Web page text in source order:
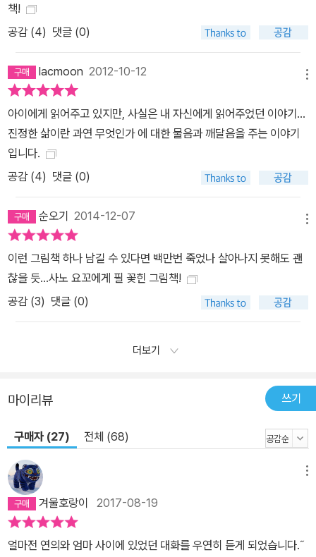
책!
공감 (4) 댓글 (0)
lacmoon 2012-10-12
아이에게 읽어주고 있지만, 사실은 내 자신에게 읽어주었던 이야기...
진정한 삶이란 과연 무엇인가 에 대한 물음과 깨달음을 주는 이야기
입니다.
공감 (4) 댓글 (0)
순오기 2014-12-07
이런 그림책 하나 남길 수 있다면 백만번 죽었나 살아나지 못해도 괜
찮을 듯...사노 요꼬에게 필 꽃힌 그림책!
공감 (3) 댓글 (0)
더보기
마이리뷰 쓰기
구매자 (27) 전체 (68)
겨울호랑이 2017-08-19
얼마전 연의와 엄마 사이에 있었던 대화를 우연히 듣게 되었습니다.˝